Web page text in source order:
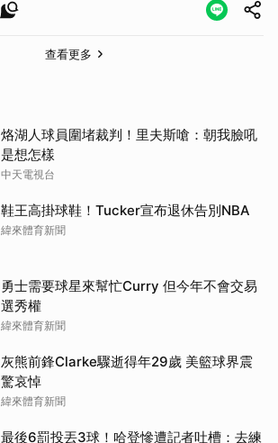
查看更多
烙湖人球員圍堵裁判！里夫斯嗆：朝我臉吼
是想怎樣
中天電視台
鞋王高掛球鞋！Tucker宣布退休告別NBA
緯來體育新聞
勇士需要球星來幫忙Curry 但今年不會交易
選秀權
緯來體育新聞
灰熊前鋒Clarke驟逝得年29歲 美籃球界震
驚哀悼
緯來體育新聞
最後6罰投丟3球！哈登慘遭記者吐槽：去練